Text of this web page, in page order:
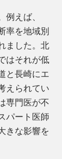
えば、
率を地域別
ました。北
はそれが低
と長崎にエ
えられてい
専門医が不
パート医師
きな影響を